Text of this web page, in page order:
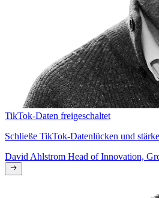
TikTok-Daten freigeschaltet
Schließe TikTok-Datenlücken und
David Ahlstrom Head of Innovation,